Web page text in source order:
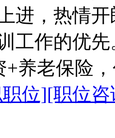
进，热情
工作的优
+养老保险
位][职位